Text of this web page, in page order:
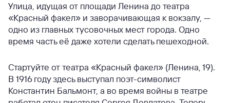
Улица, идущая от площади Ленина до театра
«Красный факел» и заворачивающая к вокзалу, —
одно из главных тусовочных мест города. Одно
время часть её даже хотели сделать пешеходной.
Стартуйте от театра «Красный факел» (Ленина, 19).
В 1916 году здесь выступал поэт-символист
Константин Бальмонт, а во время войны в театре